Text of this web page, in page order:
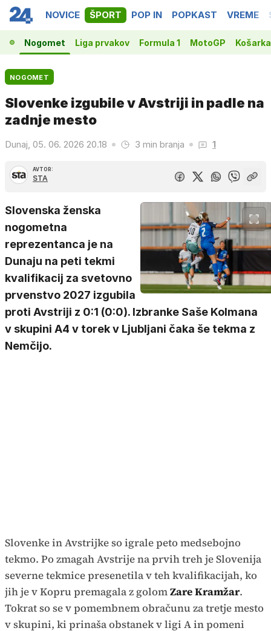
NOVICE ŠPORT POP IN POPKAST VREME
Nogomet Liga prvakov Formula 1 MotoGP Košarka
NOGOMET
Slovenke izgubile v Avstriji in padle na
zadnje mesto
Dunaj, 05. 06. 2026 20.18 3 min branja 1
AVTOR:
STA
Slovenska ženska
nogometna
reprezentanca je na
Dunaju na peti tekmi
kvalifikacij za svetovno
prvenstvo 2027 izgubila
proti Avstriji z 0:1 (0:0). Izbranke Saše Kolmana
v skupini A4 v torek v Ljubljani čaka še tekma z
Nemčijo.
Slovenke in Avstrijke so igrale peto medsebojno
tekmo. Po zmagah Avstrije na prvih treh je Slovenija
severne tekmice presenetila v teh kvalifikacijah, ko
jih je v Kopru premagala z golomZare Kramžar.
Tokrat so se v pomembnem obračunu za tretje mesto
v skupini, ki prinaša obstanek v ligi A in pomeni